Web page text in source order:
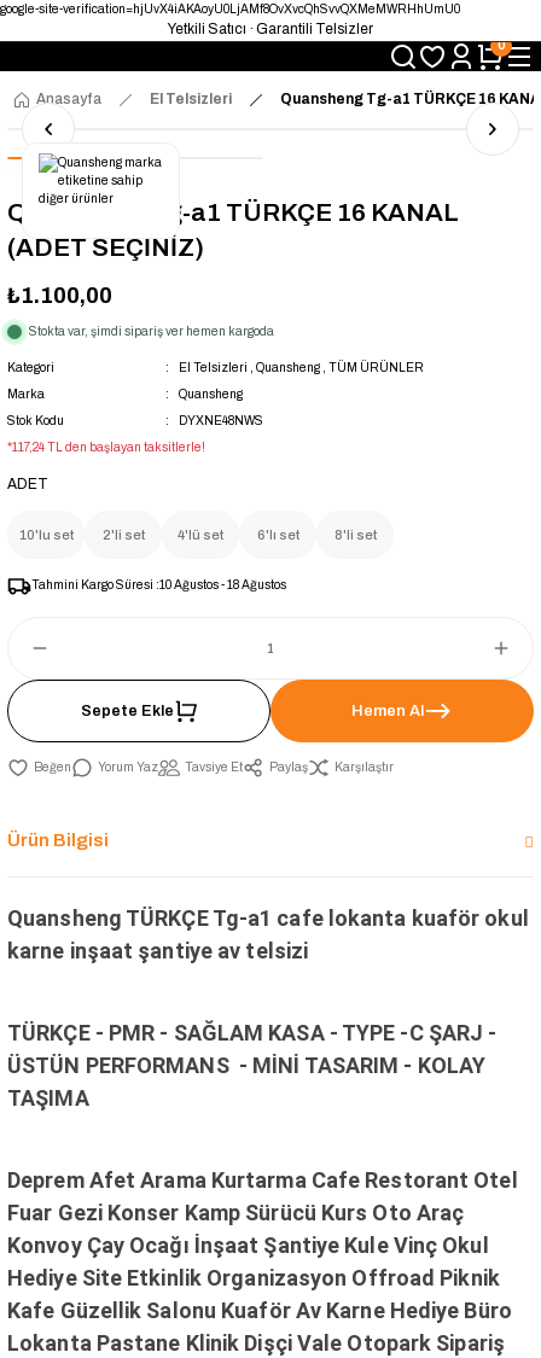
google-site-verification=hjUvX4iAKAoyU0LjAMf8OvXvcQhSvvQXMeMWRHhUmU0
Yetkili Satıcı · Garantili Telsizler
Uygun Fiyat · Hızlı Teslimat
Türkiye’nin Telsiz Merkezi
0
Anasayfa El Telsizleri Quansheng Tg-a1 TÜRKÇE 16
Quansheng Tg-a1 TÜRKÇE 16 KANAL
(ADET SEÇİNİZ)
₺1.100,00
Stokta var, şimdi sipariş ver hemen kargoda
Kategori El Telsizleri Quansheng
TÜM ÜRÜNLER
Marka
Quansheng
Stok Kodu
DYXNE48NWS
*117,24 TL den başlayan taksitlerle!
ADET
10'lu set 2'li set 4'lü set 6'lı set 8'li set
Tahmini Kargo Süresi :10 Ağustos - 18 Ağustos
Sepete Ekle Hemen Al
Yorum Yaz Tavsiye Et Paylaş Karşılaştır
Ürün Bilgisi
Quansheng TÜRKÇE Tg-a1 cafe lokanta kuaför okul
karne inşaat şantiye av telsizi
TÜRKÇE - PMR - SAĞLAM KASA - TYPE -C ŞARJ -
ÜSTÜN PERFORMANS - MİNİ TASARIM - KOLAY
TAŞIMA
Deprem Afet Arama Kurtarma Cafe Restorant Otel
Fuar Gezi Konser Kamp Sürücü Kurs Oto Araç
Konvoy Çay Ocağı İnşaat Şantiye Kule Vinç Okul
Hediye Site Etkinlik Organizasyon Offroad Piknik
Kafe Güzellik Salonu Kuaför Av Karne Hediye Büro
Lokanta Pastane Klinik Dişçi Vale Otopark Sipariş